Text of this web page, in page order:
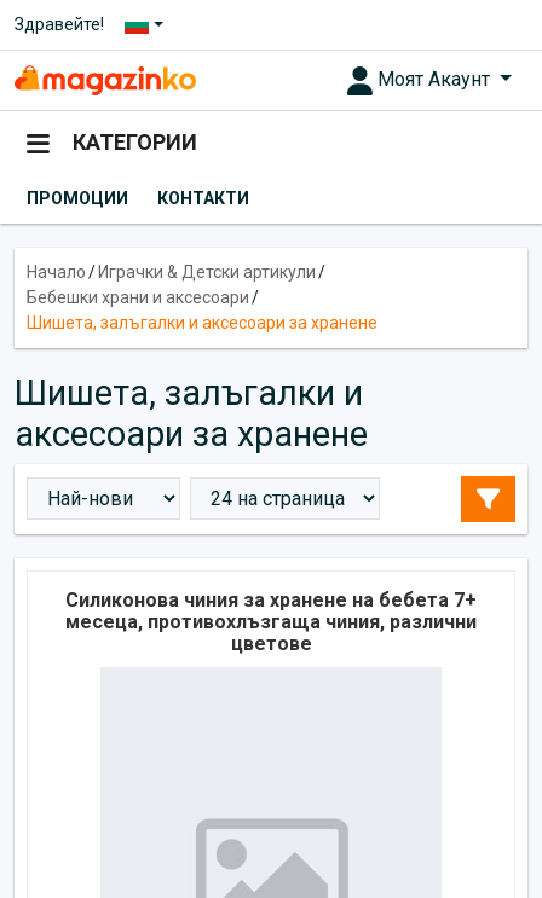
Здравейте!
Моят Акаунт
КАТЕГОРИИ
ПРОМОЦИИ КОНТАКТИ
Начало/ Играчки & Детски артикули/
Бебешки храни и аксесоари/
Шишета, залъгалки и аксесоари за хранене
Шишета, залъгалки и
аксесоари за хранене
Силиконова чиния за хранене на бебета 7+
месеца, противохлъзгаща чиния, различни
цветове